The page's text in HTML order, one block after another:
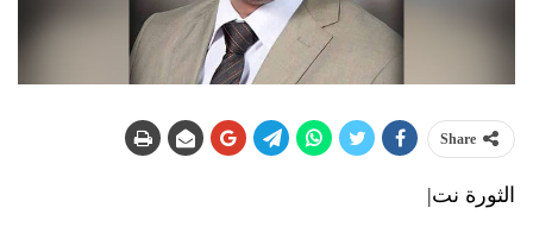
Share
الثورة نت|